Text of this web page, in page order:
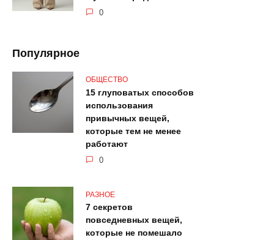
0
Популярное
ОБЩЕСТВО
15 глуповатых способов
использования
привычных вещей,
которые тем не менее
работают
0
РАЗНОЕ
7 секретов
повседневных вещей,
которые не помешало